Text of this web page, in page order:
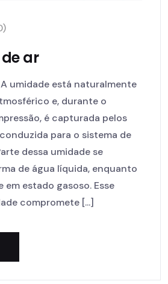
ar
umidade está naturalmente
e, durante o
é capturada pelos
para o sistema de
dessa umidade se
de água líquida, enquanto
estado gasoso. Esse
compromete [...]